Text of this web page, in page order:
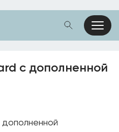
с дополненной